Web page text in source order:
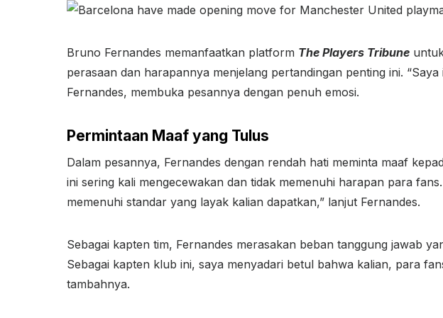
Bruno Fernandes memanfaatkan platform The Players Tribune
perasaan dan harapannya menjelang pertandingan penting ini.
Fernandes, membuka pesannya dengan penuh emosi.
Permintaan Maaf yang Tulus
Dalam pesannya, Fernandes dengan rendah hati meminta maaf
ini sering kali mengecewakan dan tidak memenuhi harapan para
memenuhi standar yang layak kalian dapatkan,” lanjut Fernandes.
Sebagai kapten tim, Fernandes merasakan beban tanggung jawab
Sebagai kapten klub ini, saya menyadari betul bahwa kalian, para
tambahnya.